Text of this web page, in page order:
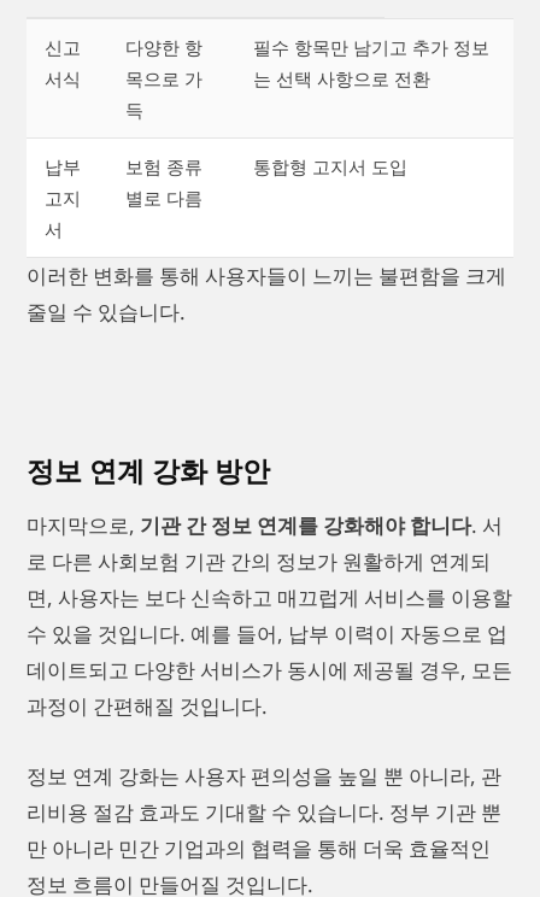
신고
서식
다양한 항
목으로 가
득
필수 항목만 남기고 추가 정보
는 선택 사항으로 전환
납부
고지
서
보험 종류
별로 다름
통합형 고지서 도입
이러한 변화를 통해 사용자들이 느끼는 불편함을 크게
줄일 수 있습니다.
정보 연계 강화 방안
마지막으로, 기관 간 정보 연계를 강화해야 합니다. 서
로 다른 사회보험 기관 간의 정보가 원활하게 연계되
면, 사용자는 보다 신속하고 매끄럽게 서비스를 이용할
수 있을 것입니다. 예를 들어, 납부 이력이 자동으로 업
데이트되고 다양한 서비스가 동시에 제공될 경우, 모든
과정이 간편해질 것입니다.
정보 연계 강화는 사용자 편의성을 높일 뿐 아니라, 관
리비용 절감 효과도 기대할 수 있습니다. 정부 기관 뿐
만 아니라 민간 기업과의 협력을 통해 더욱 효율적인
정보 흐름이 만들어질 것입니다.